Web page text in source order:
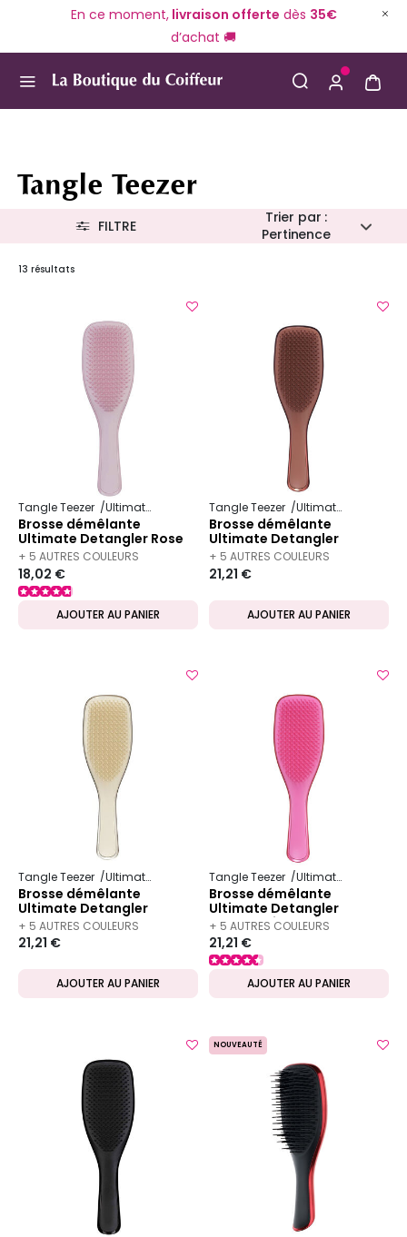
En ce moment,livraison offerte dès 35€
d’achat 🚚
Tangle Teezer
Trier par :
Pertinence
FILTRE
13 résultats
Tangle Teezer Ultimate Detangler
Brosse démêlante
Ultimate Detangler Rose
+ 5 AUTRES COULEURS
DISPONIBLES
18,02 €
AJOUTER AU PANIER
Tangle Teezer Ultimate Detangler
Brosse démêlante
Ultimate Detangler
chrome chocolate
+ 5 AUTRES COULEURS
DISPONIBLES
21,21 €
AJOUTER AU PANIER
Tangle Teezer Ultimate Detangler
Brosse démêlante
Ultimate Detangler
chrome neo gold
+ 5 AUTRES COULEURS
DISPONIBLES
21,21 €
AJOUTER AU PANIER
Tangle Teezer Ultimate Detangler
Brosse démêlante
Ultimate Detangler
chrome pink thril
+ 5 AUTRES COULEURS
DISPONIBLES
21,21 €
AJOUTER AU PANIER
NOUVEAUTÉ